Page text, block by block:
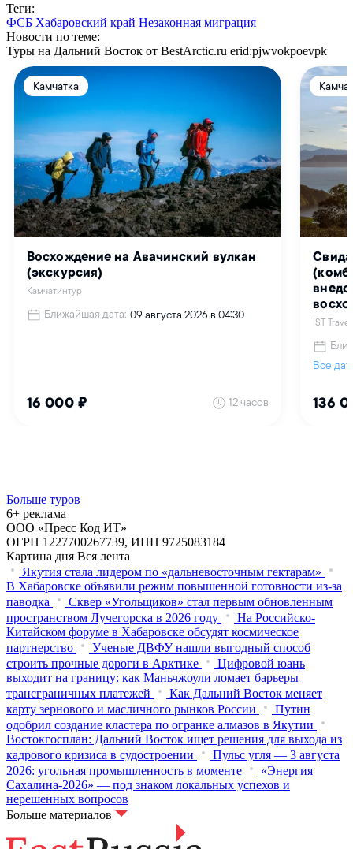
Теги:
ФСБ Хабаровский край Незаконная миграция
Новости по теме:
Туры на Дальний Восток от BestArctic.ru erid:pjwvokpoevpk
Больше туров
6+ реклама
ООО «Пресс Код ИТ»
ОГРН 1227700267739, ИНН 9725083184
Картина дня Вся лента
Якутия стала лидером по «дальневосточным гектарам»
В Хабаровске объявили режим повышенной готовности из‑за
паводка
Сквер «Угольщиков» стал первым обновленным
пространством Лучегорска в 2026 году
На Российско-
Китайском форуме в Хабаровске обсудят космическое
партнерство
Ученые ДВФУ нашли выгодный способ
строить прочные дороги в Арктике
Цифровой юань
выходит на границу: как Маньчжоули ломает барьеры
трансграничных платежей
Как Дальний Восток меняет
карту зернового и масличного рынков России
Путин
одобрил создание кластера по огранке алмазов в Якутии
Востокгосплан: Дальний Восток ищет решения для выхода из
кадрового кризиса в судостроении
Пульс угля — 3 августа
2026: угольная промышленность в моменте
«Энергия
Сахалина-2026» — под знаком локальных успехов и
нерешенных вопросов
Больше материалов